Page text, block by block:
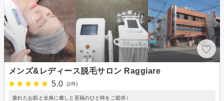
メンズ&レディース脱毛サロン Raggiare
5.0
(2件)
疲れたお肌と全身に癒しと至福のひと時をご提供♪